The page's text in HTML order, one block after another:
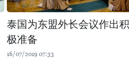
泰国为东盟外长会议作出积
极准备
16/07/2019 07:33